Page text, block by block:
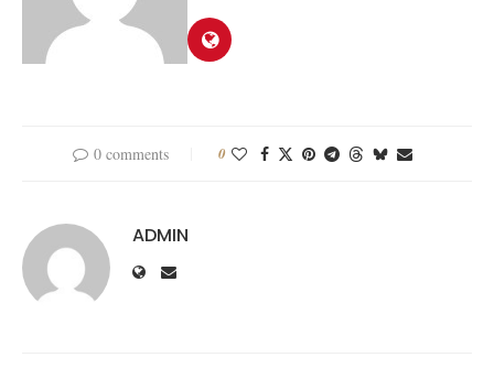
0 comments 0
ADMIN